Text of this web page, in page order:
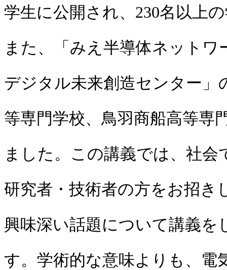
学生に公開され、230名以上
また、「みえ半導体ネットワ
デジタル未来創造センター」
等専門学校、鳥羽商船高等専
ました。この講義では、社
研究者・技術者の方をお招き
興味深い話題について講義
す。学術的な意味よりも、電